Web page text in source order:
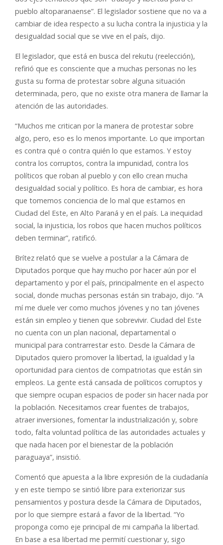
pueblo altoparanaense”. El legislador sostiene que no va a
cambiar de idea respecto a su lucha contra la injusticia y la
desigualdad social que se vive en el país, dijo.
El legislador, que está en busca del rekutu (reelección),
refirió que es consciente que a muchas personas no les
gusta su forma de protestar sobre alguna situación
determinada, pero, que no existe otra manera de llamar la
atención de las autoridades.
“Muchos me critican por la manera de protestar sobre
algo, pero, eso es lo menos importante. Lo que importan
es contra qué o contra quién lo que estamos. Y estoy
contra los corruptos, contra la impunidad, contra los
políticos que roban al pueblo y con ello crean mucha
desigualdad social y político. Es hora de cambiar, es hora
que tomemos conciencia de lo mal que estamos en
Ciudad del Este, en Alto Paraná y en el país. La inequidad
social, la injusticia, los robos que hacen muchos políticos
deben terminar”, ratificó.
Brítez relató que se vuelve a postular a la Cámara de
Diputados porque que hay mucho por hacer aún por el
departamento y por el país, principalmente en el aspecto
social, donde muchas personas están sin trabajo, dijo. “A
mí me duele ver como muchos jóvenes y no tan jóvenes
están sin empleo y tienen que sobrevivir. Ciudad del Este
no cuenta con un plan nacional, departamental o
municipal para contrarrestar esto. Desde la Cámara de
Diputados quiero promover la libertad, la igualdad y la
oportunidad para cientos de compatriotas que están sin
empleos. La gente está cansada de políticos corruptos y
que siempre ocupan espacios de poder sin hacer nada por
la población. Necesitamos crear fuentes de trabajos,
atraer inversiones, fomentar la industrialización y, sobre
todo, falta voluntad política de las autoridades actuales y
que nada hacen por el bienestar de la población
paraguaya”, insistió.
Comentó que apuesta a la libre expresión de la ciudadanía
y en este tiempo se sintió libre para exteriorizar sus
pensamientos y postura desde la Cámara de Diputados,
por lo que siempre estará a favor de la libertad. “Yo
proponga como eje principal de mi campaña la libertad.
En base a esa libertad me permití cuestionar y, sigo